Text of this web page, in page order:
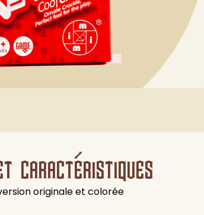
caractéristiques
originale et colorée